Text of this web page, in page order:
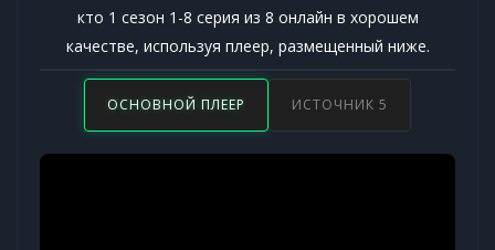
кто 1 сезон 1-8 серия из 8 онлайн в хорошем
качестве, используя плеер, размещенный ниже.
ОСНОВНОЙ ПЛЕЕР ИСТОЧНИК 5